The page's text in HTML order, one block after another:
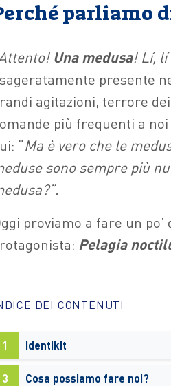
parliamo
Una medusa! Lí, lí
presente
agitazioni, terrore
più frequenti a
“Ma è vero che le
sono sempre più
proviamo a fare un
Pelagia
DEI CONTENUTI
1 Identikit
3 Cosa possiamo fare noi?